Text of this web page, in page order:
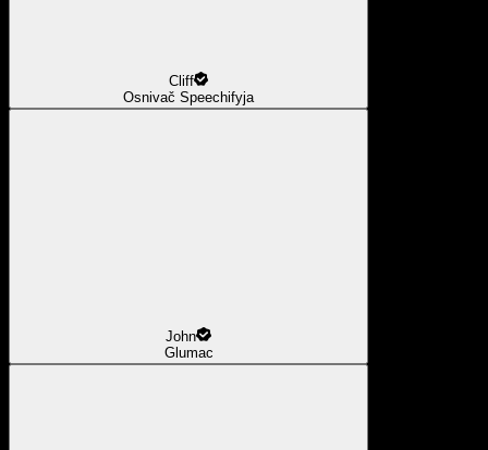
Cliff
Osnivač Speechifyja
John
Glumac